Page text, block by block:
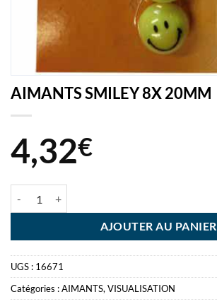
AIMANTS SMILEY 8X 20MM
4,32€
AJOUTER AU PANIER
UGS : 16671
Catégories :AIMANTS, VISUALISATION